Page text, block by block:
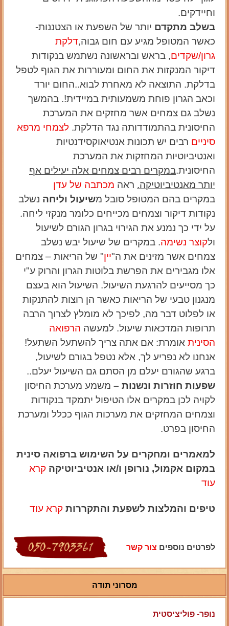
וחיידקים.
בשלב מתקדם יותר של השפעת או הצטננות-
כאשר המטופל מגיע עם חום גבוה,דלקת
גרון/שקדים, בראש ובראשונה נשתמש בנקודות
דיקור המנקזות את החום ומעוררות את הגוף לטפל
בדלקת. התוצאה לא מאחרת לבוא..החום יורד
וכאב הגרון פוחת משמעותית במיידית!. בהמשך
נשלב גם צמחים אשר מחזקים את המערכת
החיסונית בהתמודדותה נגד הדלקת. לצמחי מרפא
סיניים רבים יש תכונות אנטיאוקסידנטיות
ואנטיביוטיות המחזקות את המערכת
החיסונית.במקרים רבים צמחים אלה יעילים אף
יותר מאנטיביוטיקה. ראה מכתבה של עדן
במקרים בהם המטופל סובל משיעול וליחה נשלב
נקודות דיקור וצמחים מכייחים כלומר מנקזי ליחה.
על ידי כך נמנע את הגירוי בגרון הגורם לשיעול
ולקוצר נשימה. במקרים של שיעול יבש נשלב
צמחים אשר מזינים את ה"יין" של הריאות – צמחים
אלו מגבירים את הפרשת בלוטות הגרון והרוק ע"י
כך מסייעים להרגעת השיעול. השיעול הוא בעצם
מנגנון טבעי של הריאות כאשר הן רוצות להתנקות
או לפלוט דבר מה, לפיכך לא מומלץ לצרוך הרבה
תרופות המדכאות שיעול. למעשה הרפואה
הסינית אומרת: אם אתה צריך להשתעל השתעל!
אנחנו לא נפריע לך, אלא נטפל בגורם לשיעול,
ברגע שהגורם יעלם מן הסתם גם השיעול יעלם..
שפעות חוזרות ונשנות – משמע מערכת החיסון
לקויה לכן במקרים אלו הטיפול יתמקד בנקודות
וצמחים המחזקים את מערכות הגוף ככלל ומערכת
החיסון בפרט.
למאמרים ומחקרים על השימוש ברפואה סינית
במקום אקמול, נורופן ו/או אנטיביוטיקה קרא
עוד
טיפים והמלצות לשפעת והתקררות קרא עוד
לפרטים נוספים צור קשר
מסרוני תודה
נופר- פוליציסטית